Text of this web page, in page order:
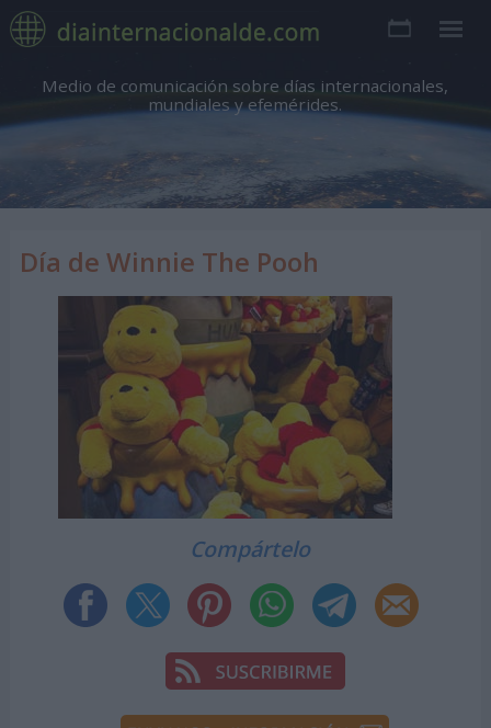
Medio de comunicación sobre días internacionales,
mundiales y efemérides.
Día de Winnie The Pooh
Compártelo